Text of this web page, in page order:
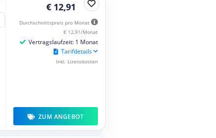
€ 12,91
Durchschnittspreis pro Monat
€ 12,91/Monat
Vertragslaufzeit: 1 Monat
Tarifdetails
Inkl. Lizenzkosten
ZUM ANGEBOT